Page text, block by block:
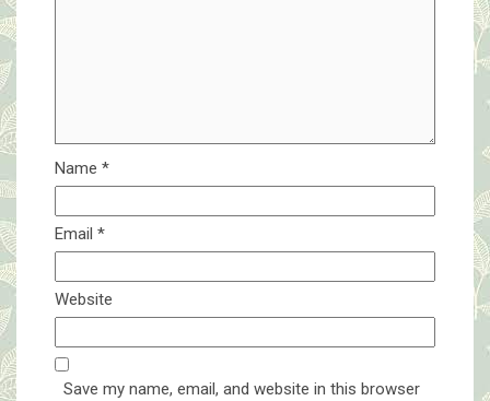
Name *
Email *
Website
Save my name, email, and website in this browser